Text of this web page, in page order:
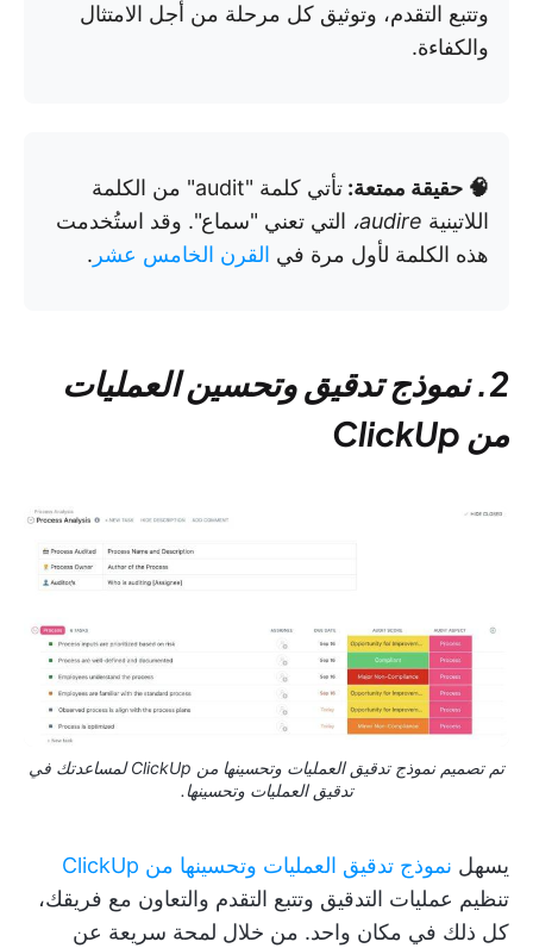
وتتبع التقدم، وتوثيق كل مرحلة من أجل الامتثال
والكفاءة.
🧠 حقيقة ممتعة:
تأتي كلمة "audit" من الكلمة
اللاتينية audire،
التي تعني "سماع". وقد استُخدمت
هذه الكلمة لأول مرة في القرن الخامس عشر .
2. نموذج تدقيق وتحسين العمليات
من ClickUp
تم تصميم نموذج تدقيق العمليات وتحسينها من ClickUp لمساعدتك في
تدقيق العمليات وتحسينها.
يسهل نموذج تدقيق العمليات وتحسينها من ClickUp
تنظيم عمليات التدقيق وتتبع التقدم والتعاون مع فريقك،
كل ذلك في مكان واحد. من خلال لمحة سريعة عن